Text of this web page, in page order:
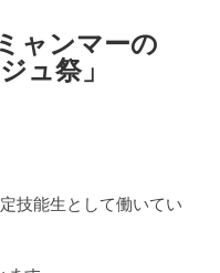
ャンマーの
ュ祭」
技能生として働いてい